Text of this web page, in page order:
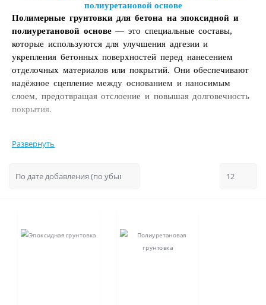
полиуретановой основе
Полимерные грунтовки для бетона на эпоксидной и
полиуретановой основе— это специальные составы,
которые используются для улучшения адгезии и
укрепления бетонных поверхностей перед нанесением
отделочных материалов или покрытий. Они обеспечивают
надёжное сцепление между основанием и наносимым
слоем, предотвращая отслоение и повышая долговечность
покрытия.
прочностью. Они используются для обработки бетонных
прочную плёнку, которая защищает бетон от влаги,
химических веществ и механических воздействий.
Развернуть